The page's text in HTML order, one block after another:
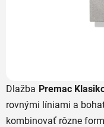
Dlažba Premac
rovnými líniami a
kombinovať rôzne